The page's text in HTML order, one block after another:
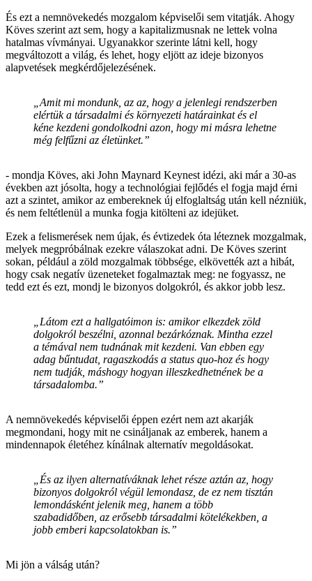
És ezt a nemnövekedés mozgalom képviselői sem vitatják. Ahogy
Köves szerint azt sem, hogy a kapitalizmusnak ne lettek volna
hatalmas vívmányai. Ugyanakkor szerinte látni kell, hogy
megváltozott a világ, és lehet, hogy eljött az ideje bizonyos
alapvetések megkérdőjelezésének.
„Amit mi mondunk, az az, hogy a jelenlegi rendszerben
elértük a társadalmi és környezeti határainkat és el
kéne kezdeni gondolkodni azon, hogy mi másra lehetne
még felfűzni az életünket.”
- mondja Köves, aki John Maynard Keynest idézi, aki már a 30-as
években azt jósolta, hogy a technológiai fejlődés el fogja majd érni
azt a szintet, amikor az embereknek új elfoglaltság után kell nézniük,
és nem feltétlenül a munka fogja kitölteni az idejüket.
Ezek a felismerések nem újak, és évtizedek óta léteznek mozgalmak,
melyek megpróbálnak ezekre válaszokat adni. De Köves szerint
sokan, például a zöld mozgalmak többsége, elkövették azt a hibát,
hogy csak negatív üzeneteket fogalmaztak meg: ne fogyassz, ne
tedd ezt és ezt, mondj le bizonyos dolgokról, és akkor jobb lesz.
„Látom ezt a hallgatóimon is: amikor elkezdek zöld
dolgokról beszélni, azonnal bezárkóznak. Mintha ezzel
a témával nem tudnának mit kezdeni. Van ebben egy
adag bűntudat, ragaszkodás a status quo-hoz és hogy
nem tudják, máshogy hogyan illeszkedhetnének be a
társadalomba.”
A nemnövekedés képviselői éppen ezért nem azt akarják
megmondani, hogy mit ne csináljanak az emberek, hanem a
mindennapok életéhez kínálnak alternatív megoldásokat.
„És az ilyen alternatíváknak lehet része aztán az, hogy
bizonyos dolgokról végül lemondasz, de ez nem tisztán
lemondásként jelenik meg, hanem a több
szabadidőben, az erősebb társadalmi kötelékekben, a
jobb emberi kapcsolatokban is.”
Mi jön a válság után?